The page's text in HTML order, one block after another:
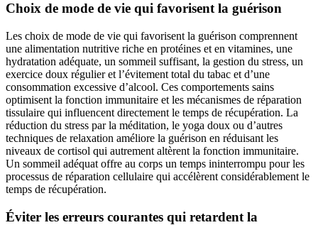
Choix de mode de vie qui favorisent la guérison
Les choix de mode de vie qui favorisent la guérison comprennent
une alimentation nutritive riche en protéines et en vitamines, une
hydratation adéquate, un sommeil suffisant, la gestion du stress, un
exercice doux régulier et l’évitement total du tabac et d’une
consommation excessive d’alcool. Ces comportements sains
optimisent la fonction immunitaire et les mécanismes de réparation
tissulaire qui influencent directement le temps de récupération. La
réduction du stress par la méditation, le yoga doux ou d’autres
techniques de relaxation améliore la guérison en réduisant les
niveaux de cortisol qui autrement altèrent la fonction immunitaire.
Un sommeil adéquat offre au corps un temps ininterrompu pour les
processus de réparation cellulaire qui accélèrent considérablement le
temps de récupération.
Éviter les erreurs courantes qui retardent la